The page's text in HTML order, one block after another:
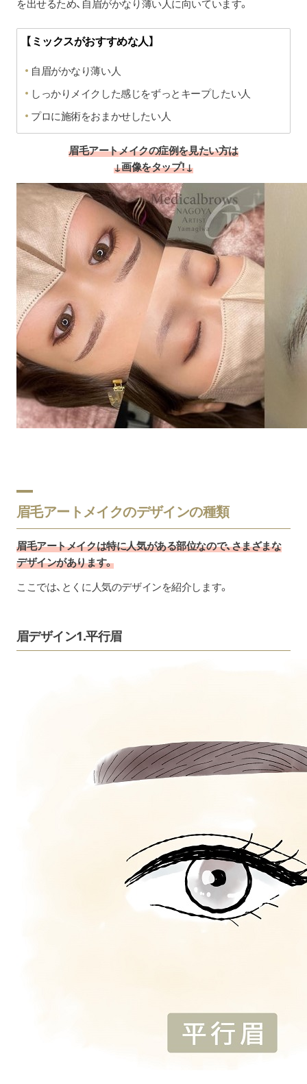
を出せるため、自眉がかなり薄い人に向いています。
【ミックスがおすすめな人】
自眉がかなり薄い人
しっかりメイクした感じをずっとキープしたい人
プロに施術をおまかせしたい人
眉毛アートメイクの症例を見たい方は
↓画像をタップ！↓
眉毛アートメイクのデザインの種類
眉毛アートメイクは特に人気がある部位なので、さまざまな
デザインがあります。
ここでは、とくに人気のデザインを紹介します。
眉デザイン1.平行眉